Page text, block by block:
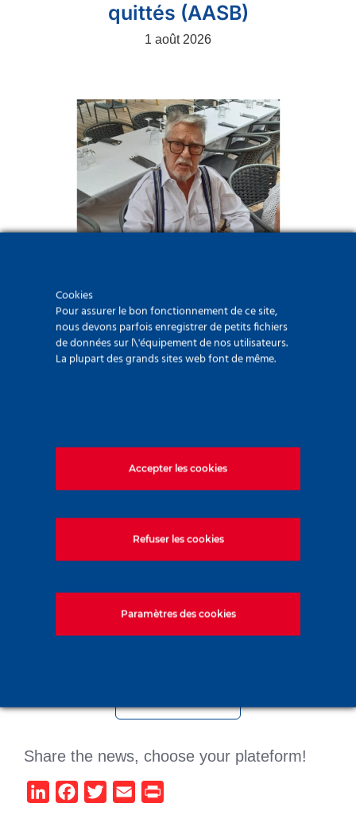
quittés (AASB)
1 août 2026
100 ans de Gabriel
27 juillet 2026
Jacques Faure nous a
quittés
Share the news, choose your plateform!
LinkedInFacebook
Twitter Email
Cookies
Pour assurer le bon fonctionnement de ce site,
nous devons parfois enregistrer de petits fichiers
de données sur l\'équipement de nos utilisateurs.
La plupart des grands sites web font de même.
Accepter les cookies
Refuser les cookies
Paramètres des cookies